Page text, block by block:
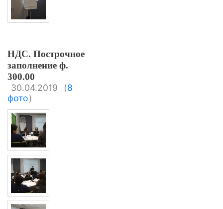
НДС. Построчное
заполнение ф.
300.00
30.04.2019
(8
фото)